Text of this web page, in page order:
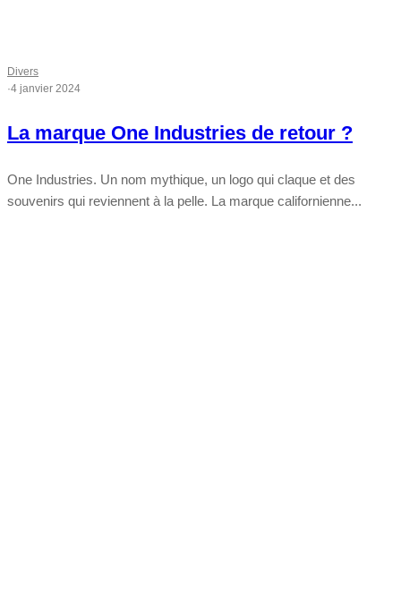
Divers
·4 janvier 2024
La marque One Industries de retour ?
One Industries. Un nom mythique, un logo qui claque et des
souvenirs qui reviennent à la pelle. La marque californienne...